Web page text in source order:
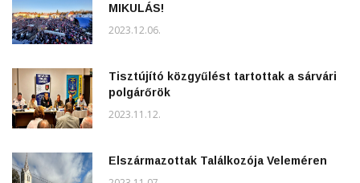
MIKULÁS!
2023.12.06.
Tisztújító közgyűlést tartottak a sárvári
polgárőrök
2023.11.12.
Elszármazottak Találkozója Veleméren